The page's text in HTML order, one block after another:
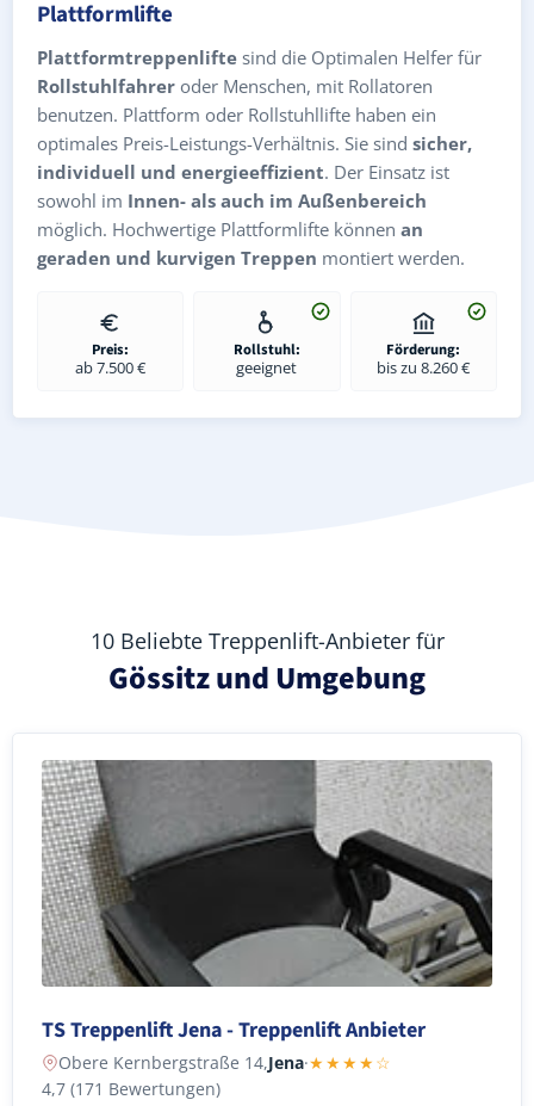
Plattformlifte
Plattformtreppenlifte sind die Optimalen Helfer für
Rollstuhlfahrer oder Menschen, mit Rollatoren
benutzen. Plattform oder Rollstuhllifte haben ein
optimales Preis-Leistungs-Verhältnis. Sie sind sicher,
individuell und energieeffizient. Der Einsatz ist
sowohl im Innen- als auch im Außenbereich
möglich. Hochwertige Plattformlifte können an
geraden und kurvigen Treppen montiert werden.
Preis:
ab 7.500 €
Rollstuhl:
geeignet
Förderung:
bis zu 8.260 €
10 Beliebte Treppenlift-Anbieter für
Gössitz und Umgebung
TS Treppenlift Jena - Treppenlift Anbieter
Obere Kernbergstraße 14,Jena·★★★★☆
4,7 (171 Bewertungen)